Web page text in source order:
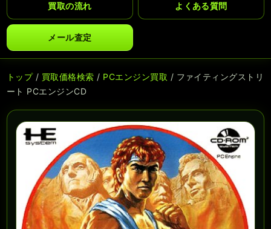
買取の流れ よくある質問
メール査定
トップ/ 買取価格検索 / PCエンジン買取 / ファイティングストリ
ート PCエンジンCD